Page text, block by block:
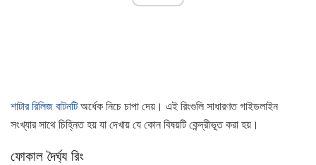
শাটার রিলিজ বাটনটিঅর্ধেক নিচে চাপা দেয়। এই রিংগুলি সাধারণত গাইডলাইন
সংখ্যার সাথে চিহ্নিত হয় যা দেখায় যে কোন বিষয়টি কেন্দ্রীভূত করা হয়।
ফোকাল দৈর্ঘ্য রিং